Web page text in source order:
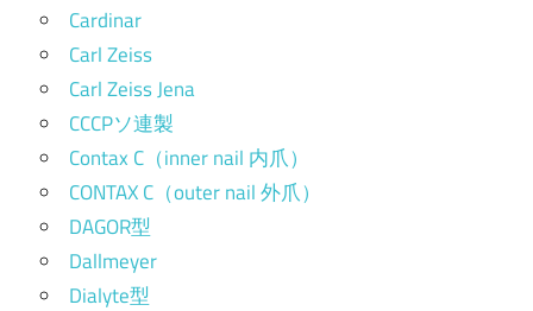
Cardinar
Carl Zeiss
Carl Zeiss Jena
CCCPソ連製
Contax C（inner nail 内爪）
CONTAX C（outer nail 外爪）
DAGOR型
Dallmeyer
Dialyte型